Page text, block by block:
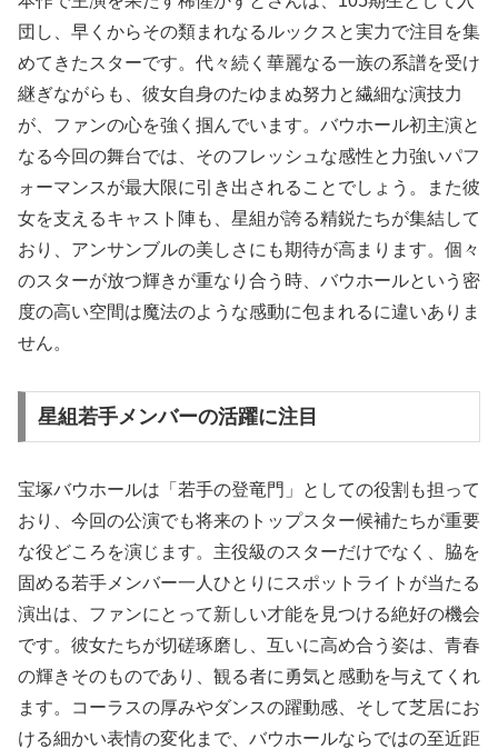
団し、早くからその類まれなるルックスと実力で注目を集
めてきたスターです。代々続く華麗なる一族の系譜を受け
継ぎながらも、彼女自身のたゆまぬ努力と繊細な演技力
が、ファンの心を強く掴んでいます。バウホール初主演と
なる今回の舞台では、そのフレッシュな感性と力強いパフ
ォーマンスが最大限に引き出されることでしょう。また彼
女を支えるキャスト陣も、星組が誇る精鋭たちが集結して
おり、アンサンブルの美しさにも期待が高まります。個々
のスターが放つ輝きが重なり合う時、バウホールという密
度の高い空間は魔法のような感動に包まれるに違いありま
せん。
星組若手メンバーの活躍に注目
宝塚バウホールは「若手の登竜門」としての役割も担って
おり、今回の公演でも将来のトップスター候補たちが重要
な役どころを演じます。主役級のスターだけでなく、脇を
固める若手メンバー一人ひとりにスポットライトが当たる
演出は、ファンにとって新しい才能を見つける絶好の機会
です。彼女たちが切磋琢磨し、互いに高め合う姿は、青春
の輝きそのものであり、観る者に勇気と感動を与えてくれ
ます。コーラスの厚みやダンスの躍動感、そして芝居にお
ける細かい表情の変化まで、バウホールならではの至近距